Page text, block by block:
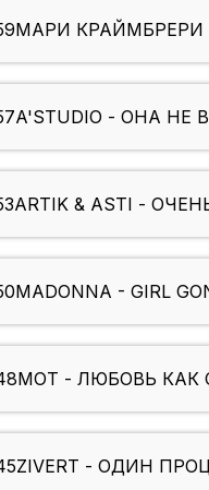
МАРИ
A'STUDIO - ОНА НЕ
ARTIK & ASTI -
MADONNA - GIRL
МОТ - ЛЮБОВЬ КАК
ZIVERT - ОДИН